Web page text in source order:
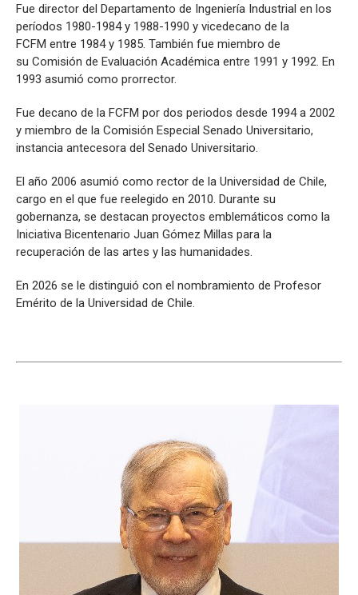
Fue director del Departamento de Ingeniería Industrial en los
períodos 1980-1984 y 1988-1990 y vicedecano de la
FCFM entre 1984 y 1985. También fue miembro de
su Comisión de Evaluación Académica entre 1991 y 1992. En
1993 asumió como prorrector.
Fue decano de la FCFM por dos periodos desde 1994 a 2002
y miembro de la Comisión Especial Senado Universitario,
instancia antecesora del Senado Universitario.
El año 2006 asumió como rector de la Universidad de Chile,
cargo en el que fue reelegido en 2010. Durante su
gobernanza, se destacan proyectos emblemáticos como la
Iniciativa Bicentenario Juan Gómez Millas para la
recuperación de las artes y las humanidades.
En 2026 se le distinguió con el nombramiento de Profesor
Emérito de la Universidad de Chile.